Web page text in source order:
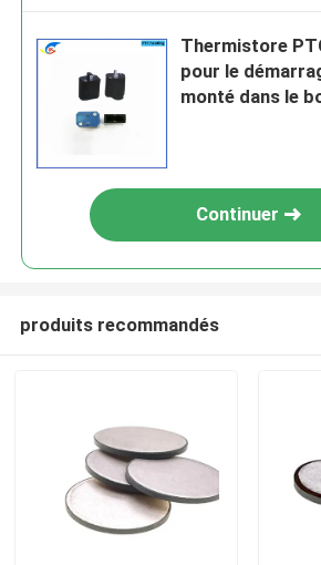
Thermistore
pour le
monté dans le
Continuer
produits recommandés